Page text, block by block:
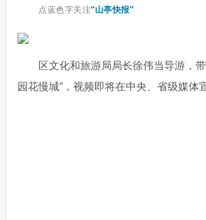
点蓝色字关注“山亭快报”
区文化和旅游局局长徐伟当导游，
园花慢城”，视频即将在中央、省级媒体